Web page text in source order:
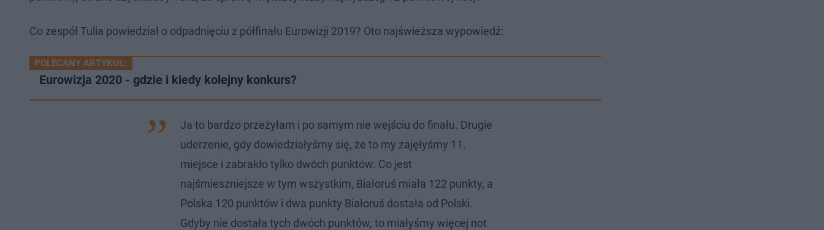
Co zespół Tulia powiedział o odpadnięciu z półfinału Eurowizji 2019? Oto najświeższa wypowiedź:
POLECANY ARTYKUŁ:
Eurowizja 2020 - gdzie i kiedy kolejny konkurs?
Ja to bardzo przeżyłam i po samym nie wejściu do finału. Drugie
uderzenie, gdy dowiedziałyśmy się, że to my zajęłyśmy 11.
miejsce i zabrakło tylko dwóch punktów. Co jest
najśmieszniejsze w tym wszystkim, Białoruś miała 122 punkty, a
Polska 120 punktów i dwa punkty Białoruś dostała od Polski.
Gdyby nie dostała tych dwóch punktów, to miałyśmy więcej not